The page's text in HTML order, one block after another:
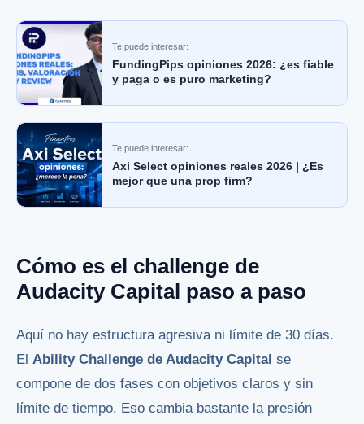
Te puede interesar:
FundingPips opiniones 2026: ¿es fiable
y paga o es puro marketing?
Te puede interesar:
Axi Select opiniones reales 2026 | ¿Es
mejor que una prop firm?
Cómo es el challenge de
Audacity Capital paso a paso
Aquí no hay estructura agresiva ni límite de 30 días.
El Ability Challenge de Audacity Capital se
compone de dos fases con objetivos claros y sin
límite de tiempo. Eso cambia bastante la presión